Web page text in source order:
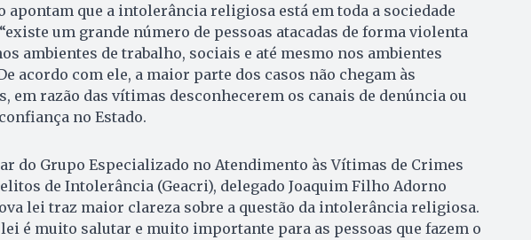
apontam que a intolerância religiosa está em toda a sociedade
um grande número de pessoas atacadas de forma violenta
ambientes de trabalho, sociais e até mesmo nos ambientes
acordo com ele, a maior parte dos casos não chegam às
em razão das vítimas desconhecerem os canais de denúncia ou
no Estado.
do Grupo Especializado no Atendimento às Vítimas de Crimes
de Intolerância (Geacri), delegado Joaquim Filho Adorno
lei traz maior clareza sobre a questão da intolerância religiosa.
lei é muito salutar e muito importante para as pessoas que fazem o